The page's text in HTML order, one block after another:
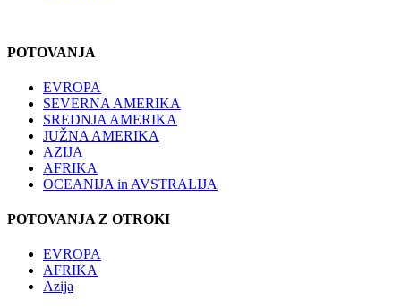
POTOVANJA
EVROPA
SEVERNA AMERIKA
SREDNJA AMERIKA
JUŽNA AMERIKA
AZIJA
AFRIKA
OCEANIJA in AVSTRALIJA
POTOVANJA Z OTROKI
EVROPA
AFRIKA
Azija